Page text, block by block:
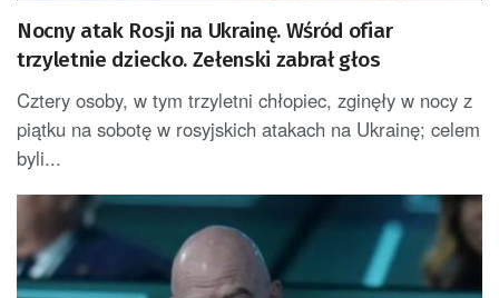
Nocny atak Rosji na Ukrainę. Wśród ofiar
trzyletnie dziecko. Zełenski zabrał głos
Cztery osoby, w tym trzyletni chłopiec, zginęły w nocy z
piątku na sobotę w rosyjskich atakach na Ukrainę; celem
byli...